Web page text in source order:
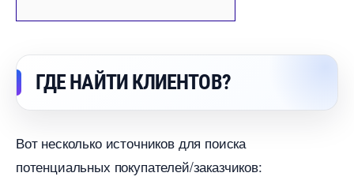
ГДЕ НАЙТИ КЛИЕНТОВ?
от несколько источников для поиска
потенциальных покупателей/заказчиков: